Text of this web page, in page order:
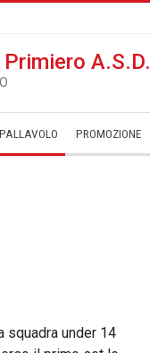
A.S.D.
PALLAVOLO ­PROMOZIONE
squadra under 14